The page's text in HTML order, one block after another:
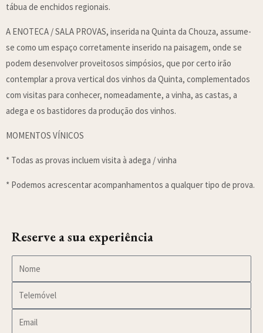
tábua de enchidos regionais.
A ENOTECA / SALA PROVAS, inserida na Quinta da Chouza, assume-
se como um espaço corretamente inserido na paisagem, onde se
podem desenvolver proveitosos simpósios, que por certo irão
contemplar a prova vertical dos vinhos da Quinta, complementados
com visitas para conhecer, nomeadamente, a vinha, as castas, a
adega e os bastidores da produção dos vinhos.
MOMENTOS VÍNICOS
* Todas as provas incluem visita à adega / vinha
* Podemos acrescentar acompanhamentos a qualquer tipo de prova.
Reserve a sua experiência